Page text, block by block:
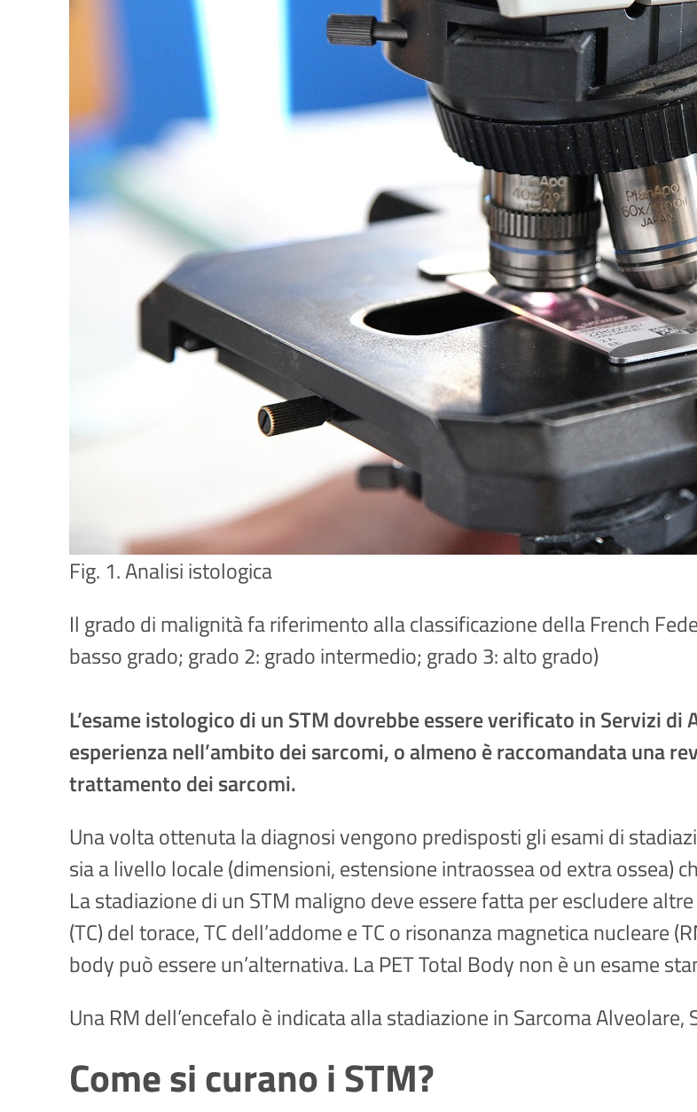
Fig. 1. Analisi istologica
Il grado di malignità fa riferimento alla classificazione della French
basso grado; grado 2: grado intermedio; grado 3: alto grado)
L’esame istologico di un STM dovrebbe essere verificato in Servizi
esperienza nell’ambito dei sarcomi, o almeno è raccomandata una
trattamento dei sarcomi.
Una volta ottenuta la diagnosi vengono predisposti gli esami di
sia a livello locale (dimensioni, estensione intraossea od extra ossea)
La stadiazione di un STM maligno deve essere fatta per escludere
(TC) del torace, TC dell’addome e TC o risonanza magnetica nucleare
body può essere un’alternativa. La PET Total Body non è un esame
Una RM dell’encefalo è indicata alla stadiazione in Sarcoma
Come si curano i STM?